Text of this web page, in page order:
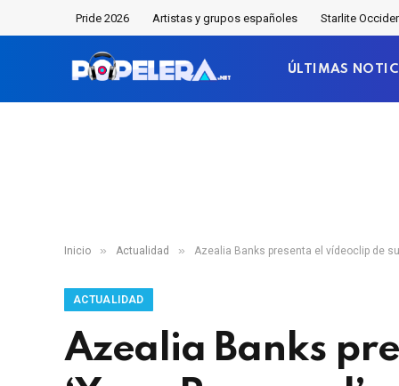
Pride 2026 Artistas y grupos españoles Starlite
ÚLTIMAS
Inicio » Actualidad » Azealia Banks presenta el vídeoclip de su
ACTUALIDAD
Azealia Banks